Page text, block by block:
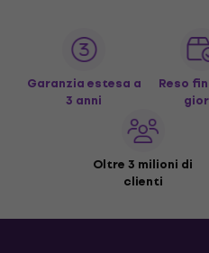
Garanzia estesa a
3 anni
Reso
Oltre 3 milioni di
clienti